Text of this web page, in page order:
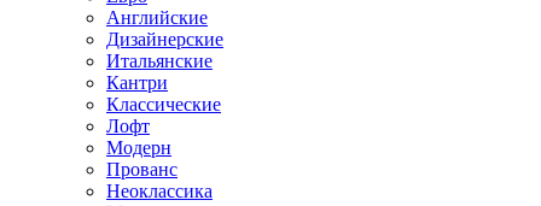
Английские
Дизайнерские
Итальянские
Кантри
Классические
Лофт
Модерн
Прованс
Неоклассика